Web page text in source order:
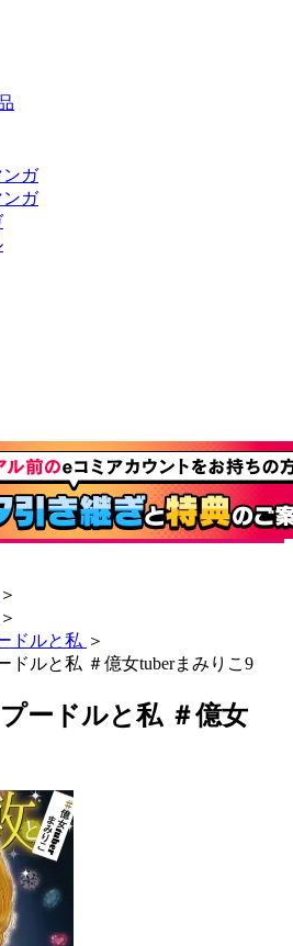
ンガ
ンガ
＞
＞
ドルと私 ＞
ドルと私 ＃億女tuberまみりこ9
ードルと私 ＃億女